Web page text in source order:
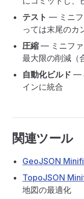
テスト — ミニフ
っては末尾のカ
圧縮 — ミニファ
最大限の削減（
自動化ビルド —
インに統合
関連ツール
GeoJSON
TopoJSON
地図の最適化